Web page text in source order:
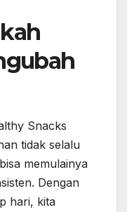
Snacks
tidak selalu
memulainya
Dengan
hari, kita